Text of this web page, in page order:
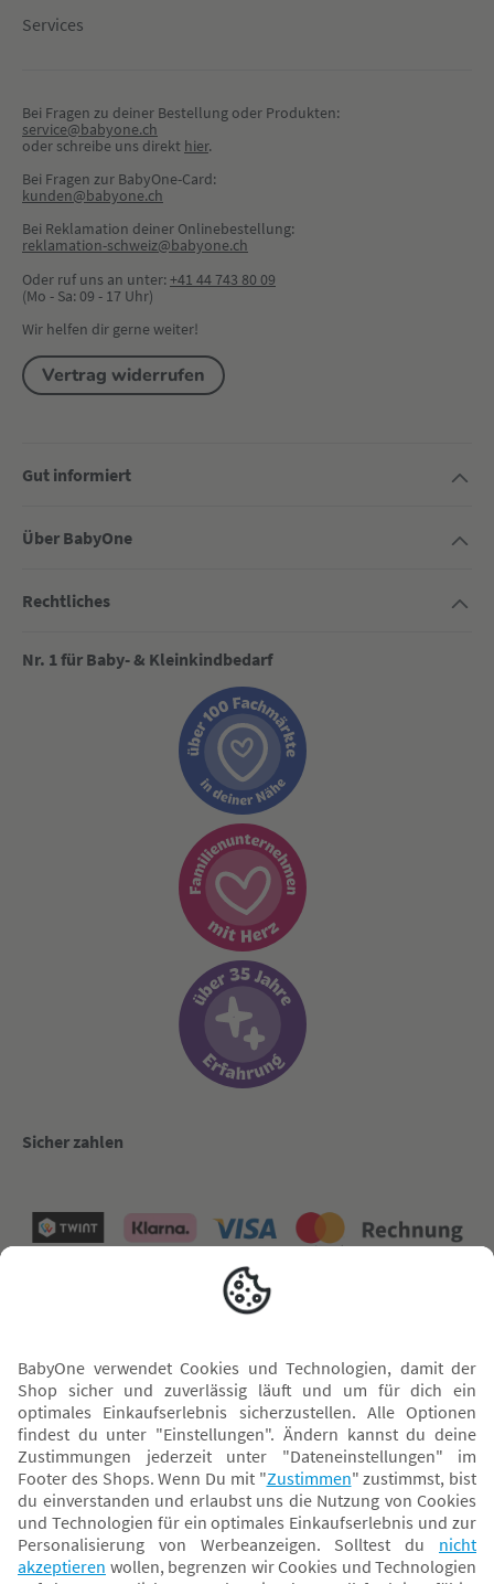
Services
Bei Fragen zu deiner Bestellung oder Produkten:
service@babyone.ch
oder schreibe uns direkt hier.
Bei Fragen zur BabyOne-Card:
kunden@babyone.ch
Bei Reklamation deiner Onlinebestellung:
reklamation-schweiz@babyone.ch
Oder ruf uns an unter:+41 44 743 80 09
(Mo - Sa: 09 - 17 Uhr)
Wir helfen dir gerne weiter!
Vertrag widerrufen
Gut informiert
Über BabyOne
Rechtliches
Nr. 1 für Baby- & Kleinkindbedarf
Sicher zahlen
* Alle Preise inkl. MwSt. und ggf. zzgl.Versandkosten. Der dargestellte Preis gilt -
abhängig von der von dir gewählten Option - im BabyOne-Onlineshop oder bei
Abholung in dem von dir gewählten BabyOne-Franchise-Betrieb. Der für den